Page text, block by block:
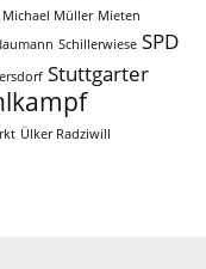
Michael Müller Mieten
Schillerwiese SPD
Stuttgarter
Ülker Radziwill